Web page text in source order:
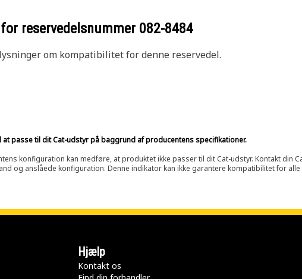
reservedelsnummer 082-8484
om kompatibilitet for denne reservedel.
passe til dit Cat-udstyr på baggrund af producentens specifikationer.
konfiguration kan medføre, at produktet ikke passer til dit Cat-udstyr. Kontakt din
og anslåede konfiguration. Denne indikator kan ikke garantere kompatibilitet for
Hjælp
Kontakt os